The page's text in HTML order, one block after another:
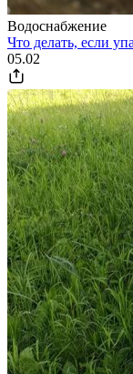
Водоснабжение
Что делать, если
05.02